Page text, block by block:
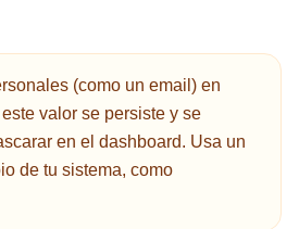
(como un email) en
este valor se persiste y se
en el dashboard. Usa un
de tu sistema, como